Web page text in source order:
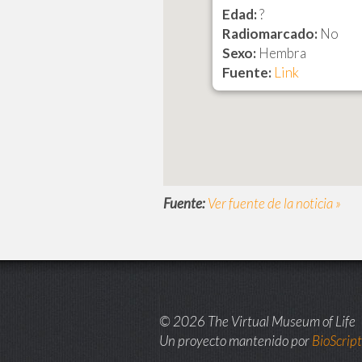
Edad:?
Radiomarcado: No
Sexo: Hembra
Fuente: Link
Fuente:Ver fuente de la noticia »
© 2026 The Virtual Museum of Life
Un proyecto mantenido por